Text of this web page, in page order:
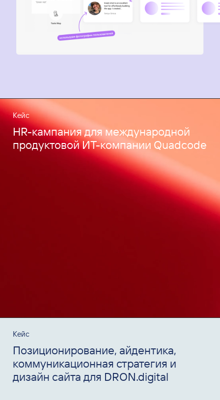
Кейс
HR-кампания для международной
продуктовой ИТ-компании Quadcode
Кейс
Позиционирование, айдентика,
коммуникационная стратегия и
дизайн сайта для DRON.digital